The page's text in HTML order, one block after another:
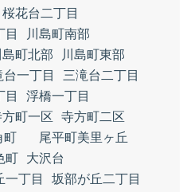
桜花台二丁目
目
川島町南部
島町北部
川島町東部
台一丁目
三滝台二丁目
目
浮橋一丁目
方町一区
寺方町二区
町
尾平町美里ヶ丘
町
大沢台
一丁目
坂部が丘二丁目